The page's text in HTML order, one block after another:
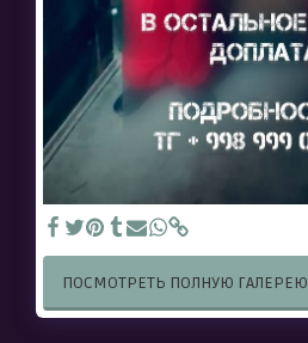
ПОСМОТРЕТЬ ПОЛНУЮ ГАЛЕРЕЮ